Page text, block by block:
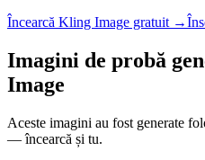
Încearcă Kling Image gratuit →
Imagini de probă
Image
Aceste imagini au fost generate
— încearcă și tu.